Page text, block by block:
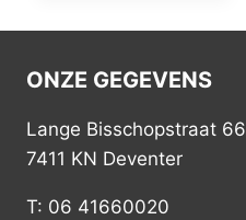
ONZE GEGEVENS
Lange Bisschopstraat 66
7411 KN Deventer
T: 06 41660020